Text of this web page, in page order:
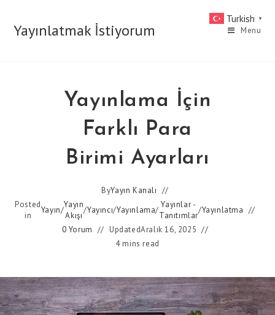
contentYayınlatmak İstiyorum Menu
Yayınlama İçin
Farklı Para
Birimi Ayarları
ByYayın Kanalı
Posted
in
Yayın/
Yayın
Akışı
/Yayıncı/Yayınlama/
Yayınlar -
Tanıtımlar
/Yayınlatma
0 Yorum
UpdatedAralık 16, 2025
4 mins read
Turkish ▼